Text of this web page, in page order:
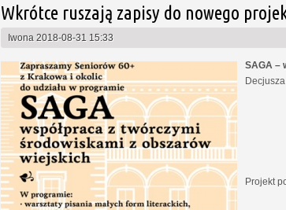
Wkrótce ruszają zapisy do nowego
Iwona 2018-08-31 15:33
SAGA –
Projekt